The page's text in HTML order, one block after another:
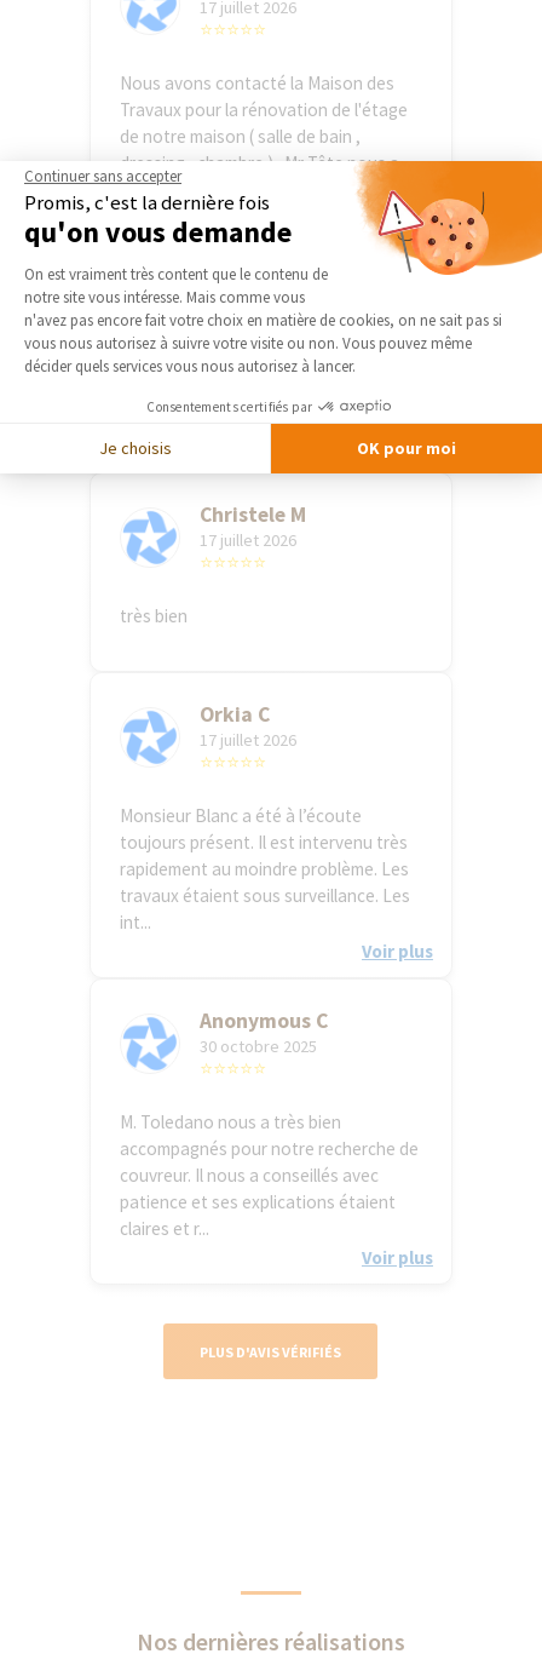
17 juillet 2026
⭐⭐⭐⭐⭐
Nous avons contacté la Maison des
Travaux pour la rénovation de l'étage
de notre maison ( salle de bain ,
dressing , chambre ) . Mr Tête nous a
mis ...
Voir plus
anonymous R
17 juillet 2026
⭐⭐⭐⭐⭐
d’Eric Ballereau À l’écoute et réactif
Christele M
17 juillet 2026
⭐⭐⭐⭐⭐
très bien
Orkia C
17 juillet 2026
⭐⭐⭐⭐⭐
Monsieur Blanc a été à l’écoute
toujours présent. Il est intervenu très
rapidement au moindre problème. Les
travaux étaient sous surveillance. Les
int...
Voir plus
Anonymous C
30 octobre 2025
⭐⭐⭐⭐⭐
M. Toledano nous a très bien
accompagnés pour notre recherche de
couvreur. Il nous a conseillés avec
patience et ses explications étaient
claires et r...
Voir plus
PLUS D'AVIS VÉRIFIÉS
Nos dernières réalisations
Continuer sans accepter
Promis, c'est la dernière fois
qu'on vous demande
Plateforme de Gestion du
On est vraiment très content que le contenu de
notre site vous intéresse. Mais comme vous
n'avez pas encore fait votre choix en matière de cookies, on ne sait pas si
vous nous autorisez à suivre votre visite ou non. Vous pouvez même
décider quels services vous nous autorisez à lancer.
Consentements certifiés par
Je choisis OK pour moi
Axeptio consent